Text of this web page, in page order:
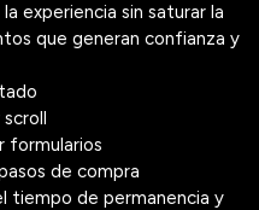
experiencia sin saturar la
que generan confianza y
scroll
formularios
de compra
tiempo de permanencia y